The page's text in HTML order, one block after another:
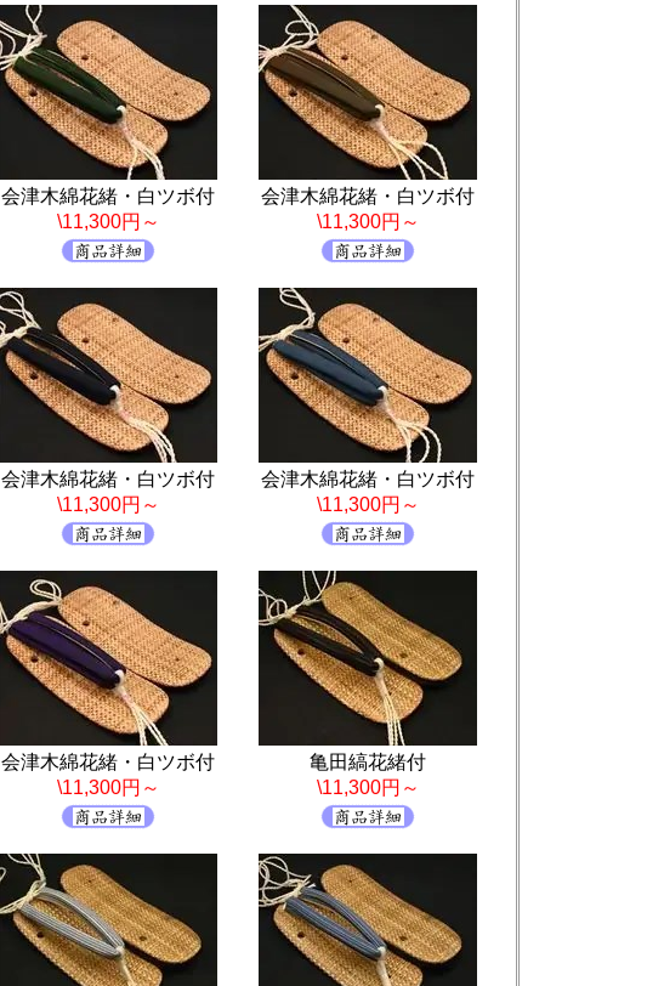
会津木綿花緒・白ツボ付
\11,300円～
会津木綿花緒・白ツボ付
\11,300円～
会津木綿花緒・白ツボ付
\11,300円～
会津木綿花緒・白ツボ付
\11,300円～
会津木綿花緒・白ツボ付
\11,300円～
亀田縞花緒付
\11,300円～